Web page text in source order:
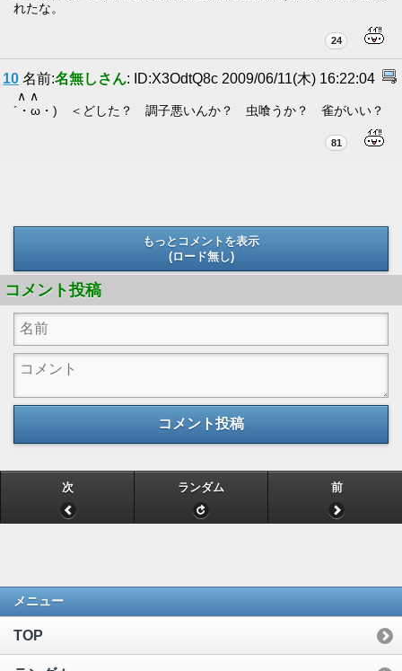
れたな。
24
10 名前:名無しさん: ID:X3OdtQ8c 2009/06/11(木) 16:22:04
∧ ∧
´・ω・) ＜どした？ 調子悪いんか？ 虫喰うか？ 雀がいい？
81
もっとコメントを表示
(ロード無し)
コメント投稿
コメント投稿
次 ランダム 前
メニュー
TOP